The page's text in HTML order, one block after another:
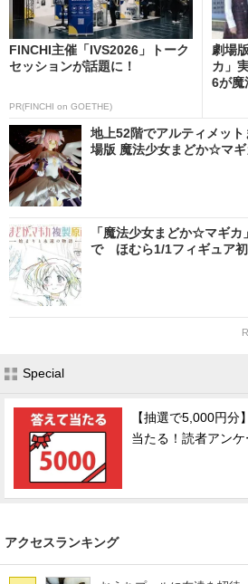
FINCHI主催「IVS2026」トーク
セッションが話題に！
PR(FINCHI on GOETHE)
劇場
カ」
6が魔
地上52階でアルティメッ
場版 魔法少女まどか☆マギ
「魔法少女まどか☆マギ
で ほむら1/1フィギュア
Special
【抽選で5,000円分
当たる！読者アン
アクセスランキング